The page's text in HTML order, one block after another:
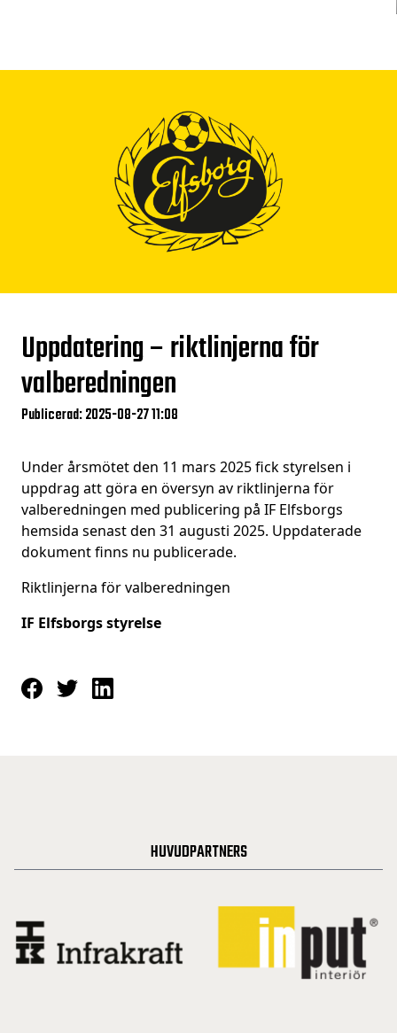
Uppdatering – riktlinjerna för
valberedningen
Publicerad: 2025-08-27 11:08
Under årsmötet den 11 mars 2025 fick styrelsen i
uppdrag att göra en översyn av riktlinjerna för
valberedningen med publicering på IF Elfsborgs
hemsida senast den 31 augusti 2025. Uppdaterade
dokument finns nu publicerade.
Riktlinjerna för valberedningen
IF Elfsborgs styrelse
HUVUDPARTNERS